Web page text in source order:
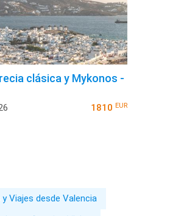
clásica y Mykonos -
1810 EUR
Viajes desde Valencia